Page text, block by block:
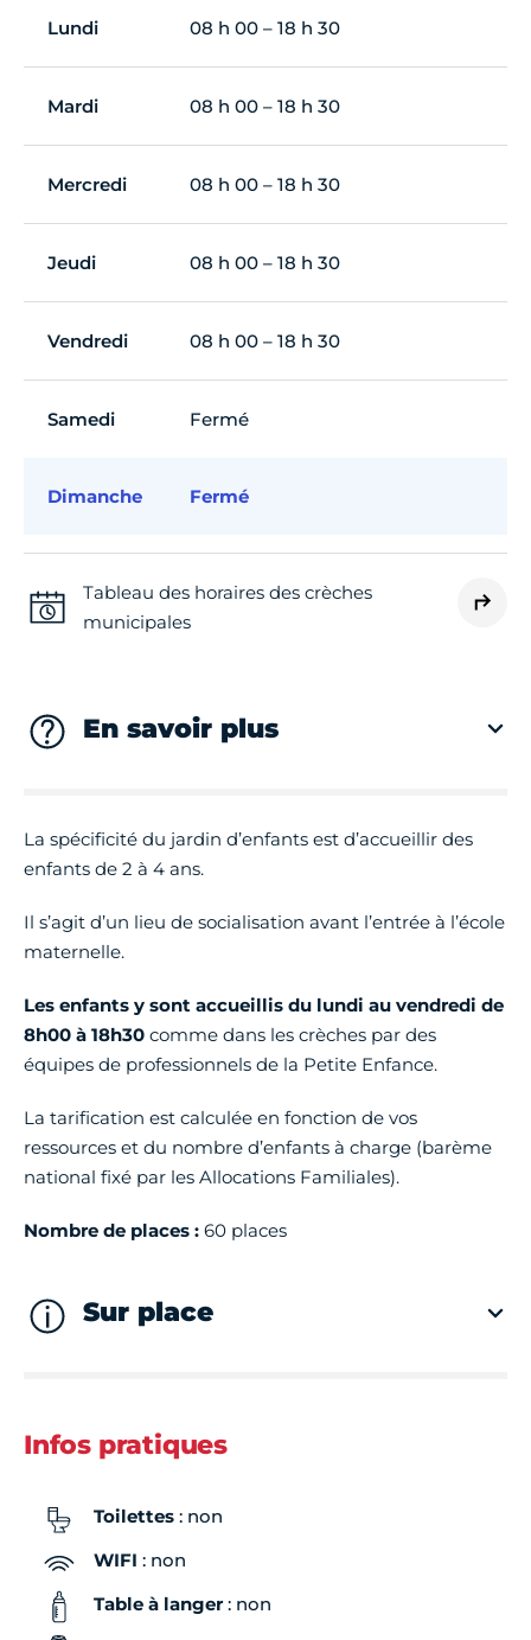
Lundi 08 h 00 – 18 h 30
Mardi 08 h 00 – 18 h 30
Mercredi 08 h 00 – 18 h 30
Jeudi 08 h 00 – 18 h 30
Vendredi 08 h 00 – 18 h 30
Samedi Fermé
Dimanche Fermé
Tableau des horaires des crèches
municipales
En savoir plus
La spécificité du jardin d’enfants est d’accueillir des
enfants de 2 à 4 ans.
Il s’agit d’un lieu de socialisation avant l’entrée à l’école
maternelle.
Les enfants y sont accueillis du lundi au vendredi de
8h00 à 18h30 comme dans les crèches par des
équipes de professionnels de la Petite Enfance.
La tarification est calculée en fonction de vos
ressources et du nombre d’enfants à charge (barème
national fixé par les Allocations Familiales).
Nombre de places : 60 places
Sur place
Infos pratiques
Toilettes : non
WIFI : non
Table à langer: non